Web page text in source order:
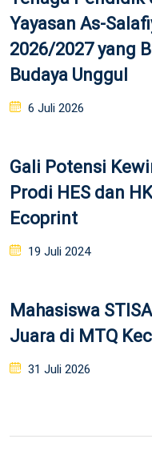
Yayasan As-
2026/2027 yang
Budaya Unggul
Posted
6 Juli 2026
Gali Potensi
Prodi HES dan
Ecoprint
Posted
19 Juli 2024
Mahasiswa
Juara di MTQ
Posted
31 Juli 2026